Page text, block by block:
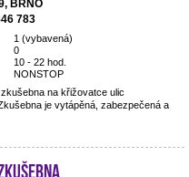
BRNO
783
1 (vybavená)
0
10 - 22 hod.
NONSTOP
na křižovatce ulic
je vytápěná, zabezpečená a